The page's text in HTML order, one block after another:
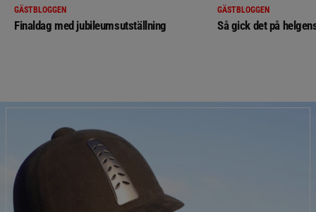
GÄSTBLOGGEN
Finaldag med jubileumsutställning
GÄSTBLOGGEN
Så gick det på